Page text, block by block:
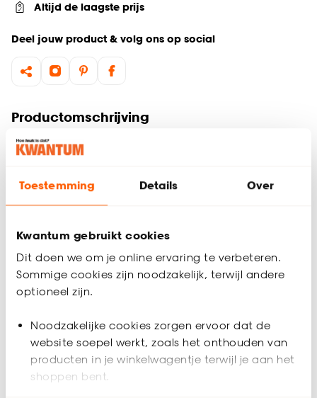
Toestemming Details Over
Kwantum gebruikt cookies
Dit doen we om je online ervaring te verbeteren.
Sommige cookies zijn noodzakelijk, terwijl andere
optioneel zijn.
Noodzakelijke cookies zorgen ervoor dat de
website soepel werkt, zoals het onthouden van
producten in je winkelwagentje terwijl je aan het
shoppen bent.
Altijd de laagste prijs
Deel jouw product & volg ons op social
Productomschrijving
voor elk interieurproject. Gemaakt van 90% katoen en 10%
duurzaamheid met een tijdloze uitstraling. Gemakkelijk zelf
op maat te knippen in de winkel, waardoor je precies de
gewenste lengte kunt creëren. En met het gemak van
vandaag nog de eindeloze mogelijkheden van deze Zhané
gordijnstof!
Productspecificaties
Artikelnummer
EAN nummer 8720197125530
Kleur Beige